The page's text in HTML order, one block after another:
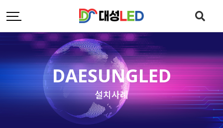
DAESUNGLED
설치사례